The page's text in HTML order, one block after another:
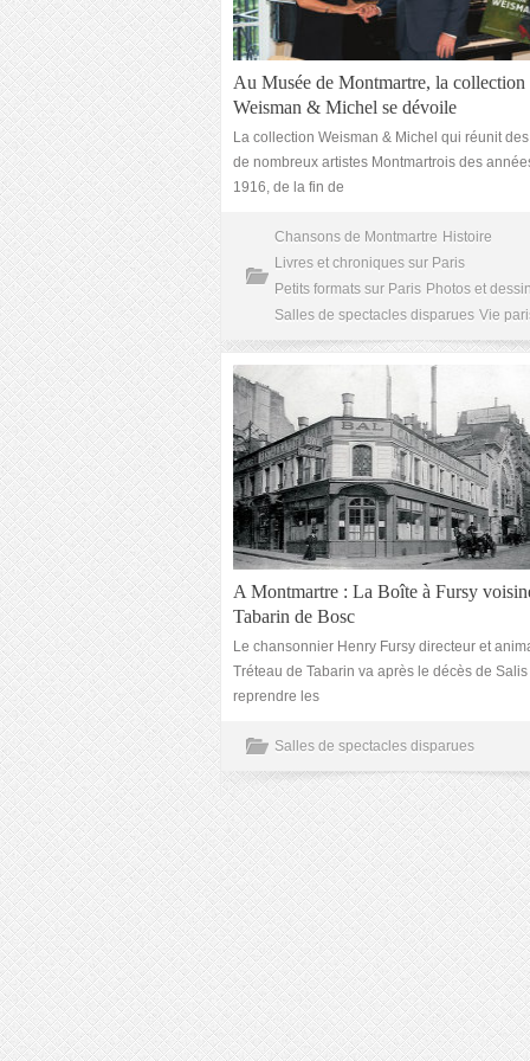
Au Musée de Montmartre, la collection
Weisman & Michel se dévoile
La collection Weisman & Michel qui réunit
de nombreux artistes Montmartrois des
1916, de la fin de
Chansons de Montmartre Histoire
Livres et chroniques sur Paris
Petits formats sur Paris Photos et
Salles de spectacles disparues Vie
A Montmartre : La Boîte à Fursy
Tabarin de Bosc
Le chansonnier Henry Fursy directeur et
Tréteau de Tabarin va après le décès de
reprendre les
Salles de spectacles disparues